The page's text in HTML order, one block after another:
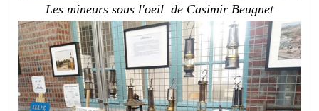
Les mineurs sous l'oeil de Casimir Beugnet